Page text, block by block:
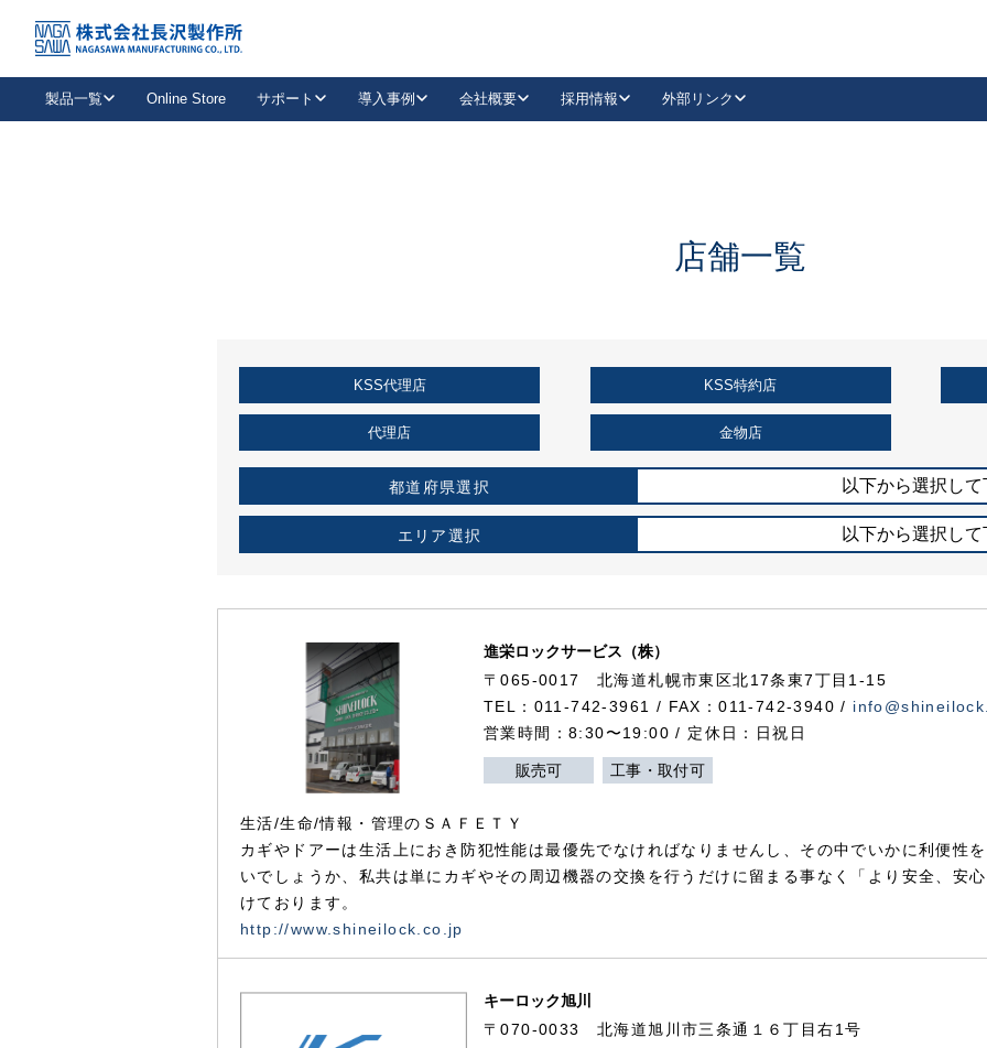
製品一覧
抗ウイルス・抗菌製品
キーレックスを品番からお探しいただけます。
Online Store サポート
取扱店情報
お役立ち情報
導入事例
企業様採用事例
会社概要 採用情報 外部リンク
LinkedIn
KSS加盟店・取扱店情報
店舗一覧
店舗一覧
KSS代理店 KSS特約店
代理店 金物店
都道府県選択 以下から選択し
エリア選択 以下から選択し
進栄ロックサービス（株）
〒065-0017 北海道札幌市東区北17条東7丁目1-15
TEL：011-742-3961 / FAX：011-742-3940 /
営業時間：8:30〜19:00 / 定休日：日祝日
販売可 工事・取付可
生活/生命/情報・管理のＳＡＦＥＴＹ
カギやドアーは生活上におき防犯性能は最優先でなければなりませんし、その中でいかに利便性
いでしょうか、私共は単にカギやその周辺機器の交換を行うだけに留まる事なく「より安全、安
けております。
http://www.shineilock.co.jp
キーロック旭川
〒070-0033 北海道旭川市三条通１６丁目右1号